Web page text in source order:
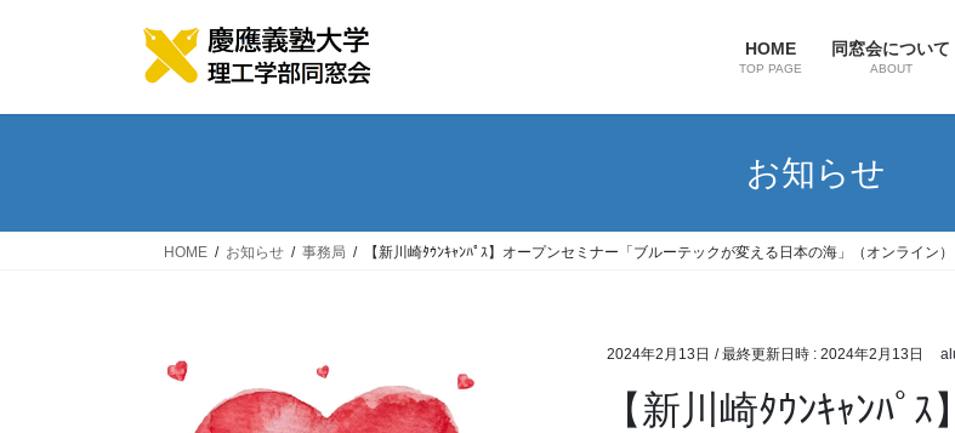
HOME
TOP PAGE
同窓会について
ABOUT
お知らせ
HOME お知らせ 事務局 【新川崎ﾀｳﾝｷｬﾝﾊﾟｽ】オープンセミナー「ブルーテックが変える日本の海」（オンライン）
2024年2月13日 / 最終更新日時 : 2024年2月13日
【新川崎ﾀｳﾝｷｬﾝﾊ